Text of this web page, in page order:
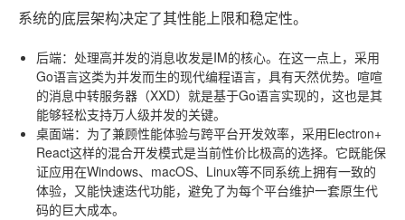
系统的底层架构决定了其性能上限和稳定性。
后端：处理高并发的消息收发是IM的核心。在这一点上，采用
Go语言这类为并发而生的现代编程语言，具有天然优势。喧喧
的消息中转服务器（XXD）就是基于Go语言实现的，这也是其
能够轻松支持万人级并发的关键。
桌面端：为了兼顾性能体验与跨平台开发效率，采用Electron+
React这样的混合开发模式是当前性价比极高的选择。它既能保
证应用在Windows、macOS、Linux等不同系统上拥有一致的
体验，又能快速迭代功能，避免了为每个平台维护一套原生代
码的巨大成本。